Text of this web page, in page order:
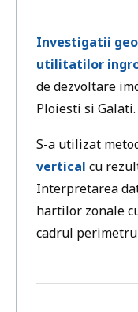
Investigatii
utilitatilor
de dezvoltare
Ploiesti si Galati.
S-a utilizat
vertical cu
Interpretarea
hartilor zonale
cadrul